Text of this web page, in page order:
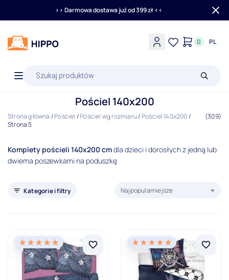
>> Darmowa dostawa już od 399 zł <<
0 PL
produktów
Pościel 140x200
Strona główna /Pościel /Pościel wg rozmiaru/Pościel 140x200/
Strona 5
(309)
Komplety pościeli 140x200 cmdla dzieci i dorosłych z jedną lub
dwiema poszewkami na poduszkę
Nowości Promocje Bestseller Wyprzedaż
Outlet
Ostatnia sztuka
Cena (zł)
Kategorie i filtry Sortuj produkty według:
Najpopularniejsze